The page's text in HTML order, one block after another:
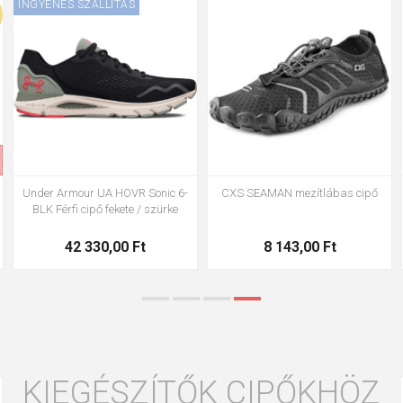
INGYENES SZÁLLÍTÁS
Under Armour UA HOVR
Turbulence 2-GRY Férfi cipő
38 930,00 Ft
43 45
Ardon AMBLE G3373 Sétacipő
14 467,00 Ft
KIEGÉSZÍTŐK CIPŐKHÖZ